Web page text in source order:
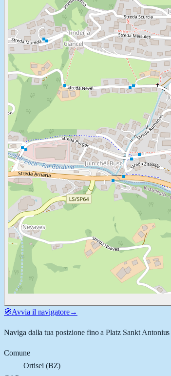
🧭Avvia il navigatore→
Naviga dalla tua posizione fino aPlatz Sankt Antonius
Comune
Ortisei (BZ)